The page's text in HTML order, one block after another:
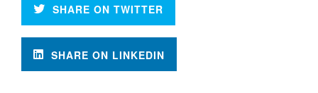
SHARE ON TWITTER
SHARE ON LINKEDIN